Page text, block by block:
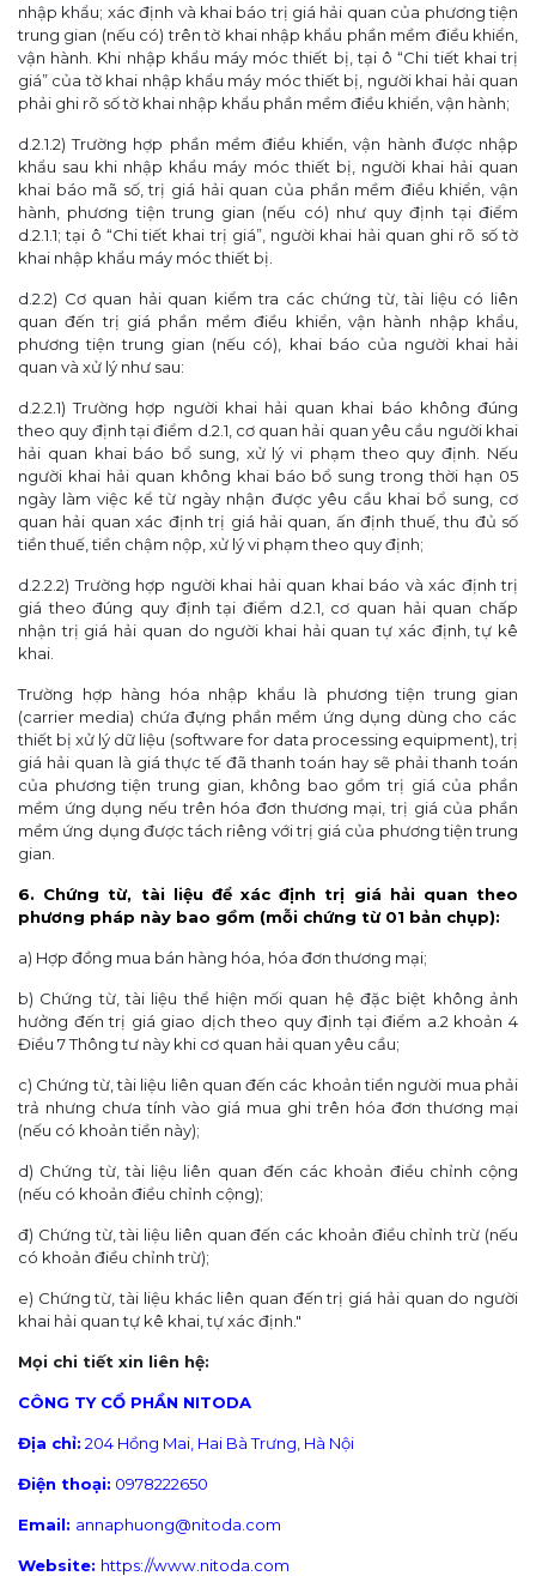
nhập khẩu; xác định và khai báo trị giá hải quan của phương tiện
trung gian (nếu có) trên tờ khai nhập khẩu phần mềm điều khiển,
vận hành. Khi nhập khẩu máy móc thiết bị, tại ô “Chi tiết khai trị
giá” của tờ khai nhập khẩu máy móc thiết bị, người khai hải quan
phải ghi rõ số tờ khai nhập khẩu phần mềm điều khiển, vận hành;
d.2.1.2) Trường hợp phần mềm điều khiển, vận hành được nhập
khẩu sau khi nhập khẩu máy móc thiết bị, người khai hải quan
khai báo mã số, trị giá hải quan của phần mềm điều khiển, vận
hành, phương tiện trung gian (nếu có) như quy định tại điểm
d.2.1.1; tại ô “Chi tiết khai trị giá”, người khai hải quan ghi rõ số tờ
khai nhập khẩu máy móc thiết bị.
d.2.2) Cơ quan hải quan kiểm tra các chứng từ, tài liệu có liên
quan đến trị giá phần mềm điều khiển, vận hành nhập khẩu,
phương tiện trung gian (nếu có), khai báo của người khai hải
quan và xử lý như sau:
d.2.2.1) Trường hợp người khai hải quan khai báo không đúng
theo quy định tại điểm d.2.1, cơ quan hải quan yêu cầu người khai
hải quan khai báo bổ sung, xử lý vi phạm theo quy định. Nếu
người khai hải quan không khai báo bổ sung trong thời hạn 05
ngày làm việc kể từ ngày nhận được yêu cầu khai bổ sung, cơ
quan hải quan xác định trị giá hải quan, ấn định thuế, thu đủ số
tiền thuế, tiền chậm nộp, xử lý vi phạm theo quy định;
d.2.2.2) Trường hợp người khai hải quan khai báo và xác định trị
giá theo đúng quy định tại điểm d.2.1, cơ quan hải quan chấp
nhận trị giá hải quan do người khai hải quan tự xác định, tự kê
khai.
Trường hợp hàng hóa nhập khẩu là phương tiện trung gian
(carrier media) chứa đựng phần mềm ứng dụng dùng cho các
thiết bị xử lý dữ liệu (software for data processing equipment), trị
giá hải quan là giá thực tế đã thanh toán hay sẽ phải thanh toán
của phương tiện trung gian, không bao gồm trị giá của phần
mềm ứng dụng nếu trên hóa đơn thương mại, trị giá của phần
mềm ứng dụng được tách riêng với trị giá của phương tiện trung
gian.
6. Chứng từ, tài liệu để xác định trị giá hải quan theo
phương pháp này bao gồm (mỗi chứng từ 01 bản chụp):
a) Hợp đồng mua bán hàng hóa, hóa đơn thương mại;
b) Chứng từ, tài liệu thể hiện mối quan hệ đặc biệt không ảnh
hưởng đến trị giá giao dịch theo quy định tại điểm a.2 khoản 4
Điều 7 Thông tư này khi cơ quan hải quan yêu cầu;
c) Chứng từ, tài liệu liên quan đến các khoản tiền người mua phải
trả nhưng chưa tính vào giá mua ghi trên hóa đơn thương mại
(nếu có khoản tiền này);
d) Chứng từ, tài liệu liên quan đến các khoản điều chỉnh cộng
(nếu có khoản điều chỉnh cộng);
đ) Chứng từ, tài liệu liên quan đến các khoản điều chỉnh trừ (nếu
có khoản điều chỉnh trừ);
e) Chứng từ, tài liệu khác liên quan đến trị giá hải quan do người
khai hải quan tự kê khai, tự xác định."
Mọi chi tiết xin liên hệ:
CÔNG TY CỔ PHẦN NITODA
Địa chỉ: 204 Hồng Mai, Hai Bà Trưng, Hà Nội
Điện thoại: 0978222650
Email: annaphuong@nitoda.com
Website: https://www.nitoda.com